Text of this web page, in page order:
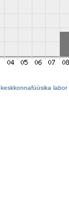
keskkonnafüüsika labor